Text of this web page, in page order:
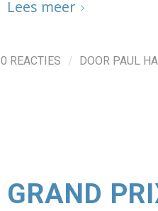
Lees meer
0 REACTIES / DOOR PAUL
GRAND